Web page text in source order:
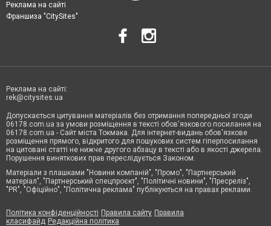
Реклама на сайті
Франшиза "CitySites"
Реклама на сайті:
rek@citysites.ua
Допускається цитування матеріалів без отримання попередньої згоди
06178.com.ua за умови розміщення в тексті обов'язкового посилання на
06178.com.ua - Сайт міста Токмака. Для інтернет-видань обов'язкове
розміщення прямого, відкритого для пошукових систем гіперпосилання
на цитовані статті не нижче другого абзацу в тексті або в якості джерела.
Порушення виняткових прав переслідується Законом.
Матеріали з плашками "Новини компаній", "Промо", "Партнерський
матеріал", "Партнерський спецпроєкт", "Політичні новини", "Пресреліз",
"PR", "Офіційно", "Політична реклама" публікуються на правах реклами.
Політика конфіденційності Правила сайту Правила
класифайд Редакційна політика